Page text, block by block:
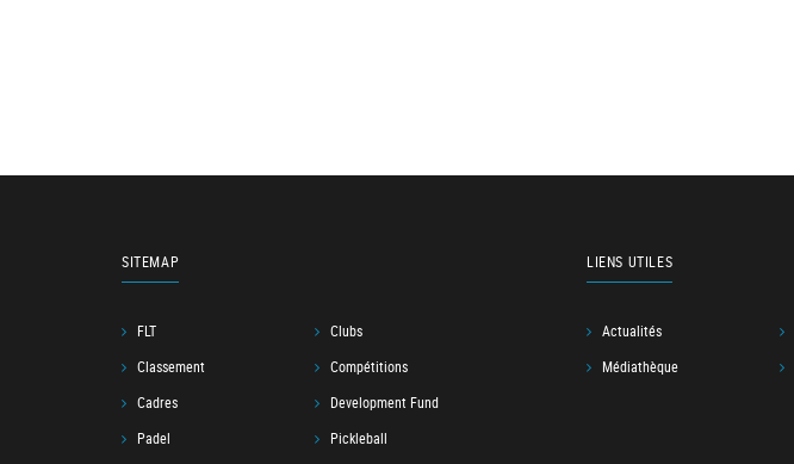
SITEMAP
FLT
Clubs
Classement
Compétitions
Cadres
Development Fund
Padel
Pickleball
LIENS UTILES
Actualités
Médiathèque